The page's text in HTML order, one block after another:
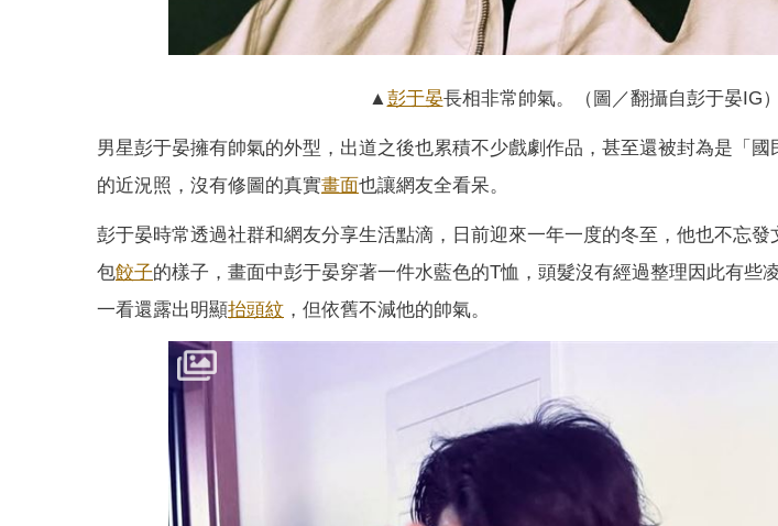
▲彭于晏長相非常帥氣。（圖／翻攝自彭于晏IG）
男星彭于晏擁有帥氣的外型，出道之後也累積不少戲劇作品，甚至還被封為是「
的近況照，沒有修圖的真實畫面也讓網友全看呆。
彭于晏時常透過社群和網友分享生活點滴，日前迎來一年一度的冬至，他也不忘
包餃子的樣子，畫面中彭于晏穿著一件水藍色的T恤，頭髮沒有經過整理因此有些
一看還露出明顯抬頭紋 ，但依舊不減他的帥氣。